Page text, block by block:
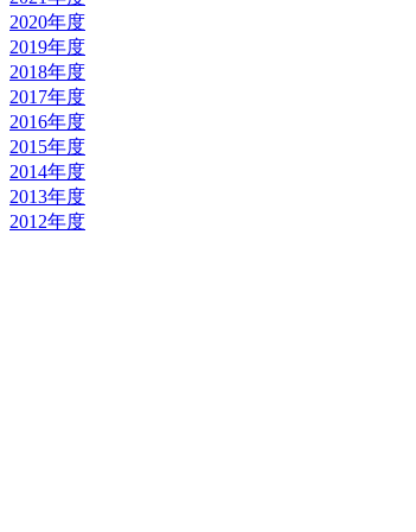
2020年度
2019年度
2018年度
2017年度
2016年度
2015年度
2014年度
2013年度
2012年度